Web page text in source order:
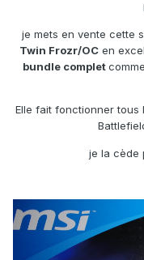
je mets en vente cette
Twin Frozr/OCen
bundle complet
Elle fait fonctionner tous
je la cède